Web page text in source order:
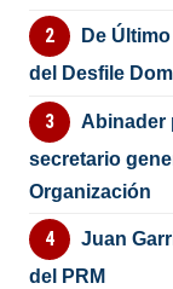
De
del Desfile
Abinader
secretario
Organización
Juan
del PRM